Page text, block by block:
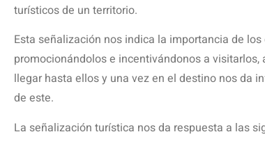
turísticos de un territorio.
Esta señalización nos indica la importancia de
promocionándolos e incentivándonos a visitarlos,
llegar hasta ellos y una vez en el destino nos da
de este.
La señalización turística nos da respuesta a las